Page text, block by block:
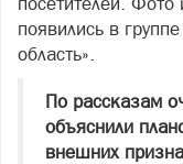
появились в
область».
По рассказам
объяснили
внешних